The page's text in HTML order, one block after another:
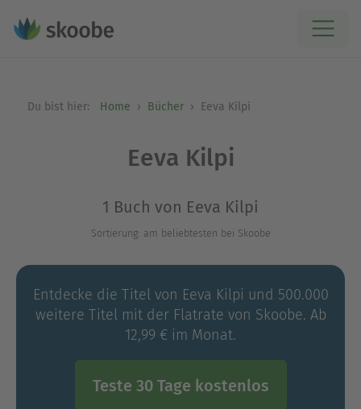
Du bist hier: Home Bücher Eeva Kilpi
Eeva Kilpi
1 Buch von Eeva Kilpi
Sortierung: am beliebtesten bei Skoobe
Entdecke die Titel von Eeva Kilpi und 500.000
weitere Titel mit der Flatrate von Skoobe. Ab
12,99 € im Monat.
Teste 30 Tage kostenlos